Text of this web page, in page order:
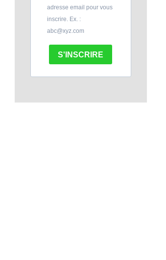
adresse email pour vous
inscrire. Ex. :
abc@xyz.com
S'INSCRIRE